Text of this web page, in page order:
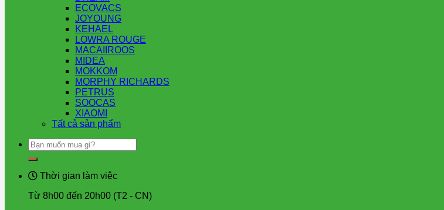
ECOVACS
JOYOUNG
KEHAEL
LOWRA ROUGE
MACAIIROOS
MIDEA
MOKKOM
MORPHY RICHARDS
PETRUS
SOOCAS
XIAOMI
Tất cả sản phẩm
Tìm
kiếm:
Thời gian làm việc
Từ 8h00 đến 20h00 (T2 - CN)